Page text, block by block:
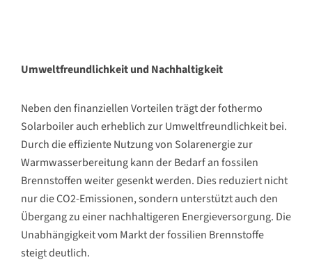
Umweltfreundlichkeit und Nachhaltigkeit
Neben den finanziellen Vorteilen trägt der fothermo
Solarboiler auch erheblich zur Umweltfreundlichkeit bei.
Durch die effiziente Nutzung von Solarenergie zur
Warmwasserbereitung kann der Bedarf an fossilen
Brennstoffen weiter gesenkt werden. Dies reduziert nicht
nur die CO2-Emissionen, sondern unterstützt auch den
Übergang zu einer nachhaltigeren Energieversorgung. Die
Unabhängigkeit vom Markt der fossilien Brennstoffe
steigt deutlich.